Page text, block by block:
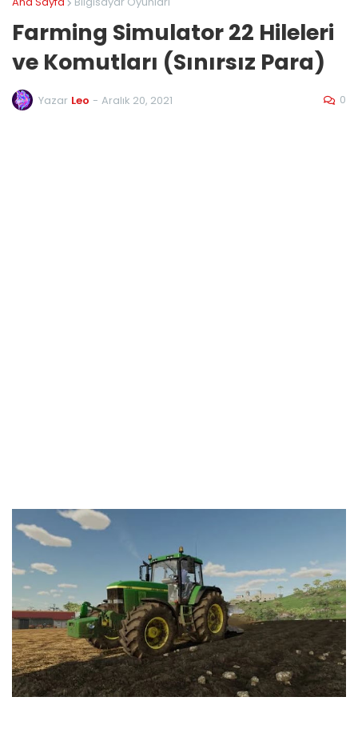
Farming Simulator 22 Hileleri
ve Komutları (Sınırsız Para)
Yazar Leo - Aralık 20, 2021 0